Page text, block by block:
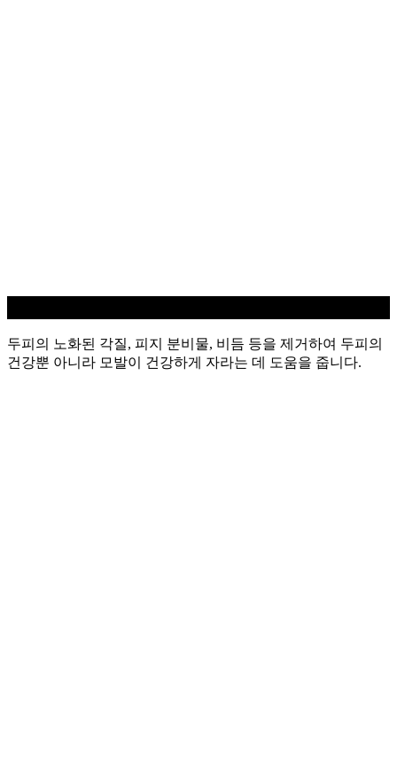
두피의 노화된 각질, 피지 분비물, 비듬 등을 제거하여 두피의
건강뿐 아니라 모발이 건강하게 자라는 데 도움을 줍니다.